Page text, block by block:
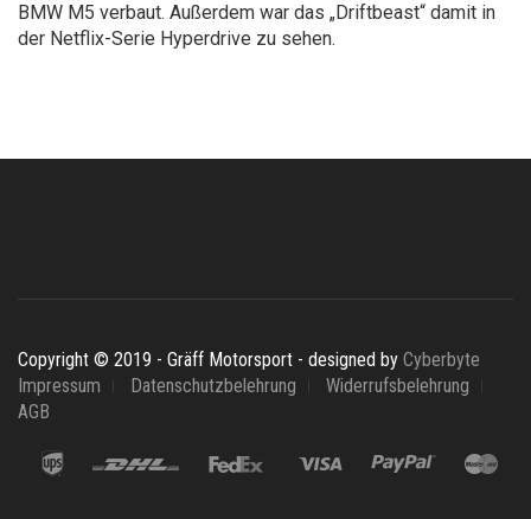
BMW M5 verbaut. Außerdem war das „Driftbeast“ damit in
der Netflix-Serie Hyperdrive zu sehen.
Copyright © 2019 - Gräff Motorsport - designed by Cyberbyte
Impressum
Datenschutzbelehrung
Widerrufsbelehrung
AGB